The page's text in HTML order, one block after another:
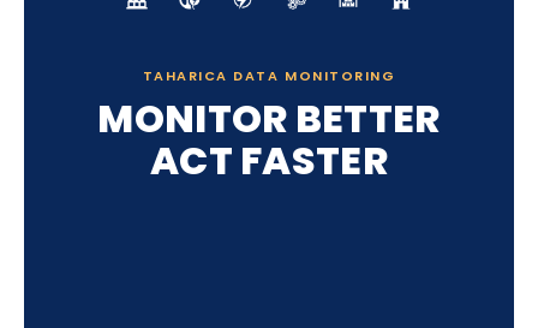
TAHARICA DATA MONITORING
MONITOR BETTER
ACT FASTER